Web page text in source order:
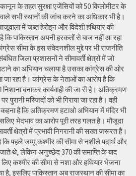
के तहत सुरक्षा एजेंसियों को 50 किलोमीटर के
सभी स्थानों की जांच करने का अधिकार भी है।
में जब्त हेरोइन और विदेशी हथियार की
कि पाकिस्तान अपनी हरकतों से बाज नहीं आ रहा
सीमा के इस संवेदनशील मुद्दे पर भी राजनीति
जिला प्रशासनों ने सीमावर्ती क्षेत्रों में जो
का अभियान चलाया है उसका कांग्रेस की ओर
जा रहा है। कांग्रेस के नेताओं का आरोप है कि
बनाकर कार्यवाही की जा री है। अतिक्रमण
पुरानी मस्जिदों को भी गिराया जा रहा है। वही
है कि अतिक्रमण हटाओ अभियान में मंदिर भी
भेदभाव का आरोप पूरी तरह गलत है। मौजूदा
क्षेत्रों में प्रभावी निगरानी की सख्त जरूरत है।
पहले जम्मू कश्मीर की सीमा से नशीले पदार्थ और
थे, लेकिन अनुच्छेद 370 की समाप्ति के बाद
लिए कश्मीर की सीमा से नशा और हथियार भेजना
है, इसलिए पाकिस्तान अब राजस्थान की सीमा का